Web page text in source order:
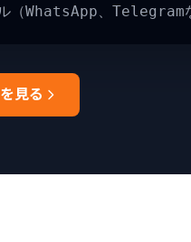
（WhatsApp、Telegram
見る